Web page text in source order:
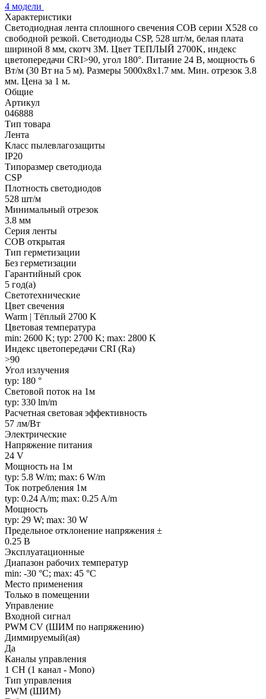
4 модели
Характеристики
Светодиодная лента сплошного свечения COB серии X528 со
свободной резкой. Светодиоды CSP, 528 шт/м, белая плата
шириной 8 мм, скотч 3M. Цвет ТЕПЛЫЙ 2700K, индекс
цветопередачи CRI>90, угол 180°. Питание 24 В, мощность 6
Вт/м (30 Вт на 5 м). Размеры 5000х8х1.7 мм. Мин. отрезок 3.8
мм. Цена за 1 м.
Общие
Артикул
046888
Тип товара
Лента
Класс пылевлагозащиты
IP20
Типоразмер светодиода
CSP
Плотность светодиодов
528 шт/м
Минимальный отрезок
3.8 мм
Серия ленты
COB открытая
Тип герметизации
Без герметизации
Гарантийный срок
5 год(а)
Светотехнические
Цвет свечения
Warm | Тёплый 2700 K
Цветовая температура
min: 2600 K; typ: 2700 K; max: 2800 K
Индекс цветопередачи CRI (Ra)
>90
Угол излучения
typ: 180 °
Световой поток на 1м
typ: 330 lm/m
Расчетная световая эффективность
57 лм/Вт
Электрические
Напряжение питания
24 V
Мощность на 1м
typ: 5.8 W/m; max: 6 W/m
Ток потребления 1м
typ: 0.24 A/m; max: 0.25 A/m
Мощность
typ: 29 W; max: 30 W
Предельное отклонение напряжения ±
0.25 В
Эксплуатационные
Диапазон рабочих температур
min: -30 °C; max: 45 °C
Место применения
Только в помещении
Управление
Входной сигнал
PWM СV (ШИМ по напряжению)
Диммируемый(ая)
Да
Каналы управления
1 CH (1 канал - Mono)
Тип управления
PWM (ШИМ)